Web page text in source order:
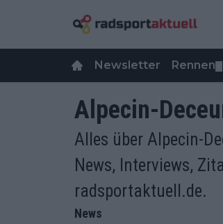
Newsletter Rennen
Alpecin-
Alles über Alpecin-
News, Interviews,
radsportaktuell.de.
News